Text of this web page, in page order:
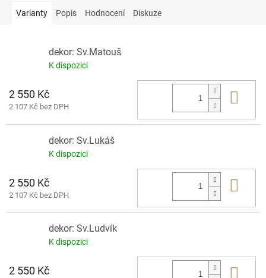
Varianty Popis Hodnocení Diskuze
dekor: Sv.Matouš
K dispozici
2 550 Kč
2 107 Kč bez DPH
dekor: Sv.Lukáš
K dispozici
2 550 Kč
2 107 Kč bez DPH
dekor: Sv.Ludvík
K dispozici
2 550 Kč